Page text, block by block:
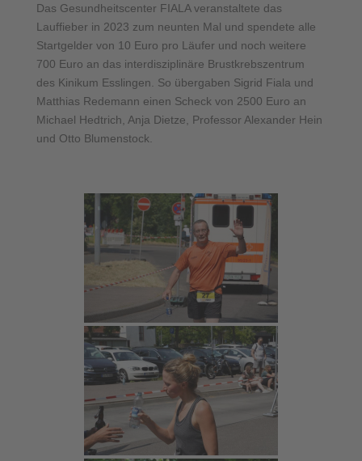
Das Gesundheitscenter FIALA veranstaltete das
Lauffieber in 2023 zum neunten Mal und spendete alle
Startgelder von 10 Euro pro Läufer und noch weitere
700 Euro an das interdisziplinäre Brustkrebszentrum
des Kinikum Esslingen. So übergaben Sigrid Fiala und
Matthias Redemann einen Scheck von 2500 Euro an
Michael Hedtrich, Anja Dietze, Professor Alexander Hein
und Otto Blumenstock.